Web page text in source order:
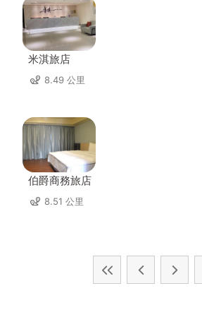
米淇旅店
8.49 公里
伯爵商務旅店
8.51 公里